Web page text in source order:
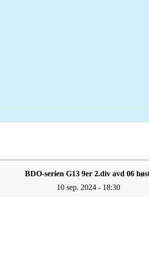
BDO-serien G13 9er 2.div avd 06
10 sep. 2024 - 18:30